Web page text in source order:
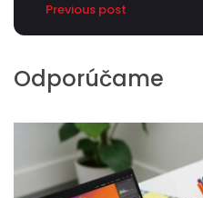
Previous post
Odporúčame